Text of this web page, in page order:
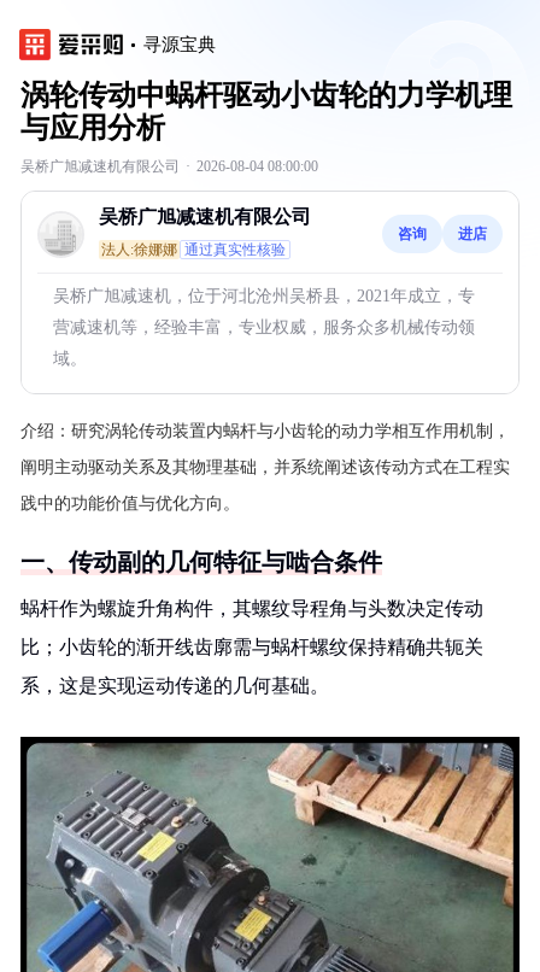
寻源宝典
涡轮传动中蜗杆驱动小齿轮的力学机理
与应用分析
吴桥广旭减速机有限公司 · 2026-08-04 08:00:00
吴桥广旭减速机有限公司
法人:徐娜娜 通过真实性核验
咨询 进店
吴桥广旭减速机，位于河北沧州吴桥县，2021年成立，专
营减速机等，经验丰富，专业权威，服务众多机械传动领
域。
介绍： 研究涡轮传动装置内蜗杆与小齿轮的动力学相互作用机制，
阐明主动驱动关系及其物理基础，并系统阐述该传动方式在工程实
践中的功能价值与优化方向。
一、传动副的几何特征与啮合条件
蜗杆作为螺旋升角构件，其螺纹导程角与头数决定传动
比；小齿轮的渐开线齿廓需与蜗杆螺纹保持精确共轭关
系，这是实现运动传递的几何基础。